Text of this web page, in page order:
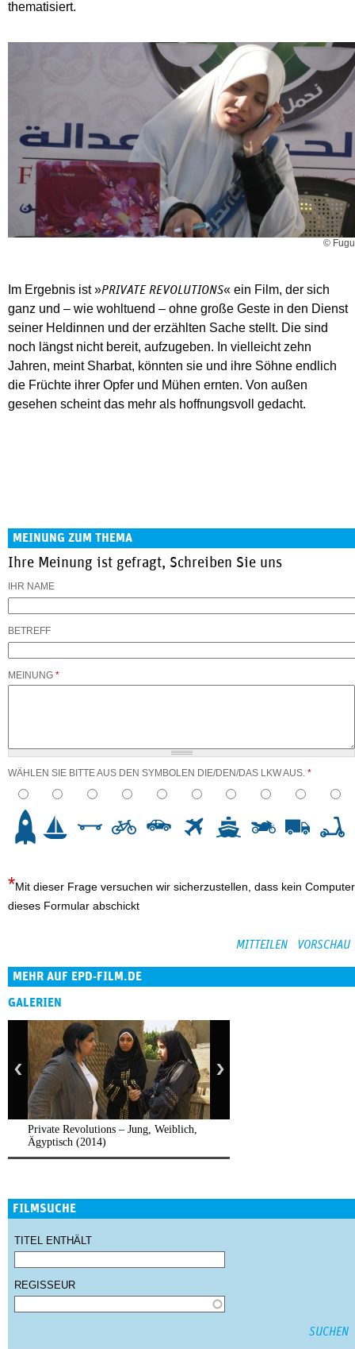
thematisiert.
© Fugu
Im Ergebnis ist »PRIVATE REVOLUTIONS« ein Film, der sich
ganz und – wie wohltuend – ohne große Geste in den Dienst
seiner Heldinnen und der erzählten Sache stellt. Die sind
noch längst nicht bereit, aufzugeben. In vielleicht zehn
Jahren, meint Sharbat, könnten sie und ihre Söhne endlich
die Früchte ihrer Opfer und Mühen ernten. Von außen
gesehen scheint das mehr als hoffnungsvoll gedacht.
MEINUNG ZUM THEMA
Ihre Meinung ist gefragt, Schreiben Sie uns
IHR NAME
BETREFF
MEINUNG *
WÄHLEN SIE BITTE AUS DEN SYMBOLEN DIE/DEN/DAS LKW AUS. *
Mit dieser Frage versuchen wir sicherzustellen, dass kein Computer
dieses Formular abschickt
MEHR AUF EPD-FILM.DE
GALERIEN
Private Revolutions – Jung, Weiblich,
Ägyptisch (2014)
FILMSUCHE
TITEL ENTHÄLT
REGISSEUR